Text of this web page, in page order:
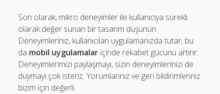
Son olarak, mikro deneyimler ile kullanıcıya sürekli
olarak değer sunan bir tasarım düşünün.
Deneyimleriniz, kullanıcıları uygulamanızda tutar; bu
da mobil uygulamalar içinde rekabet gücünü artırır.
Deneyimlerimizi paylaşmayı, sizin deneyimlerinizi de
duymayı çok isteriz. Yorumlarınız ve geri bildirimleriniz
bizim için değerli.